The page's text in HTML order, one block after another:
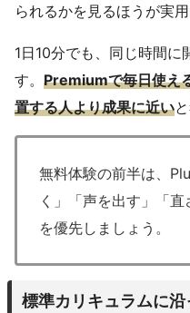
られるかを見るほうが実用
1日10分でも、同じ時間
す。 Premiumで毎日使え
置する人より成果に近い
無料体験の前半は、
く」「声を出す」「直
を優先しましょう。
標準カリキュラムに